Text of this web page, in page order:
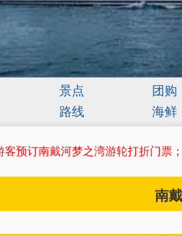
景点 团购
路线
海鲜
客预订南戴河梦之湾游轮打折门票
南